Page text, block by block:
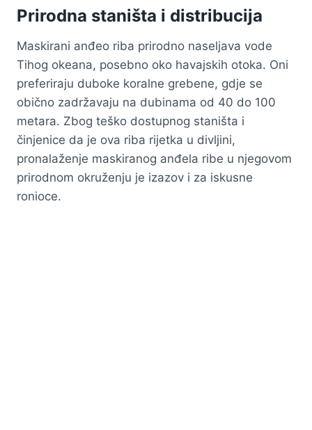
Prirodna staništa i distribucija
Maskirani anđeo riba prirodno naseljava vode
Tihog okeana, posebno oko havajskih otoka. Oni
preferiraju duboke koralne grebene, gdje se
obično zadržavaju na dubinama od 40 do 100
metara. Zbog teško dostupnog staništa i
činjenice da je ova riba rijetka u divljini,
pronalaženje maskiranog anđela ribe u njegovom
prirodnom okruženju je izazov i za iskusne
ronioce.